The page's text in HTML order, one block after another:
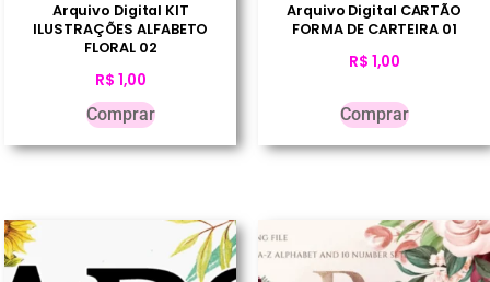
Arquivo Digital KIT
ILUSTRAÇÕES ALFABETO
FLORAL 02
R$ 1,00
Comprar
Arquivo Digital CARTÃO
FORMA DE CARTEIRA 01
R$ 1,00
Comprar